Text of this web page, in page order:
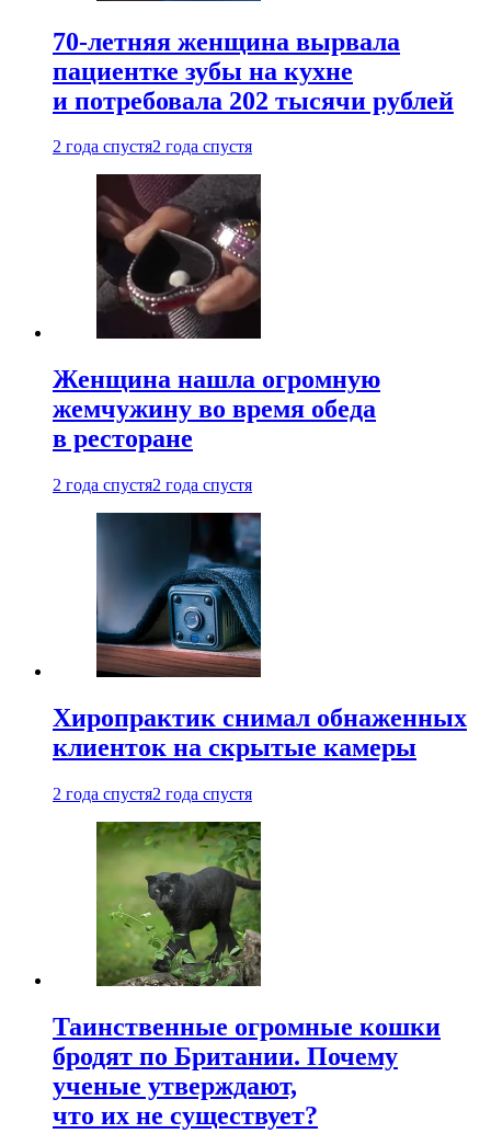
70-летняя женщина вырвала
пациентке зубы на кухне
и потребовала 202 тысячи рублей
2 года спустя2 года спустя
Женщина нашла огромную
жемчужину во время обеда
в ресторане
2 года спустя2 года спустя
Хиропрактик снимал обнаженных
клиенток на скрытые камеры
2 года спустя2 года спустя
Таинственные огромные кошки
бродят по Британии. Почему
ученые утверждают,
что их не существует?